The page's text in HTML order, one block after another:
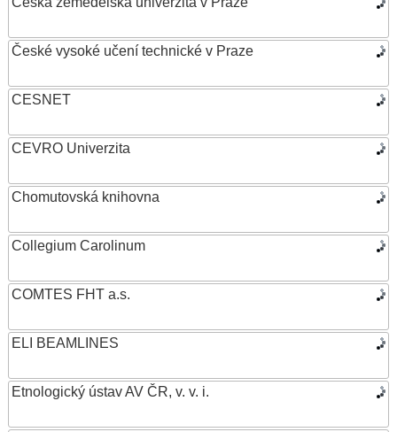
České vysoké učení technické v Praze
CESNET
CEVRO Univerzita
Chomutovská knihovna
Collegium Carolinum
COMTES FHT a.s.
ELI BEAMLINES
Etnologický ústav AV ČR, v. v. i.